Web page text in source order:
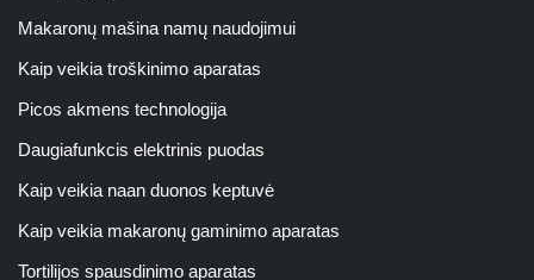
Makaronų mašina namų naudojimui
Kaip veikia troškinimo aparatas
Picos akmens technologija
Daugiafunkcis elektrinis puodas
Kaip veikia naan duonos keptuvė
Kaip veikia makaronų gaminimo aparatas
Tortilijos spausdinimo aparatas